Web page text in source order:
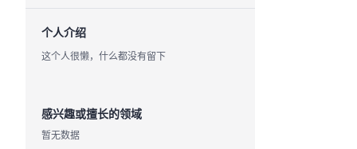
个人介绍
这个人很懒，什么都没有留下
感兴趣或擅长的领域
暂无数据